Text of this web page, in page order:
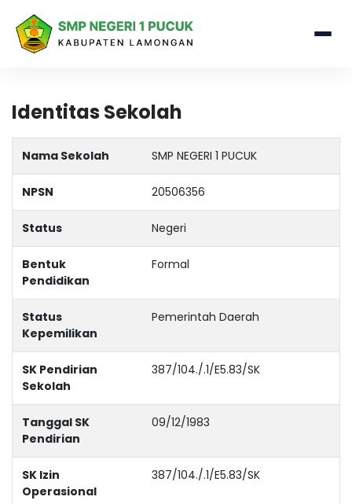
Identitas Sekolah
Nama Sekolah SMP NEGERI 1 PUCUK
NPSN 20506356
Status Negeri
Bentuk
Pendidikan
Formal
Status
Kepemilikan
Pemerintah Daerah
SK Pendirian
Sekolah
387/104./.1/E5.83/SK
Tanggal SK
Pendirian
09/12/1983
SK Izin
Operasional
387/104./.1/E5.83/SK